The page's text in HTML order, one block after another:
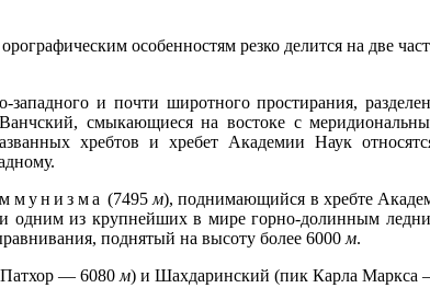
особенностям резко делится на две
западного и почти широтного простирания,
смыкающиеся на востоке с
хребтов и хребет Академии Наук
(7495 м), поднимающийся в хребте
из крупнейших в мире горно-долинным
поднятый на высоту более 6000 м.
— 6080 м) и Шахдаринский (пик Карла Маркса